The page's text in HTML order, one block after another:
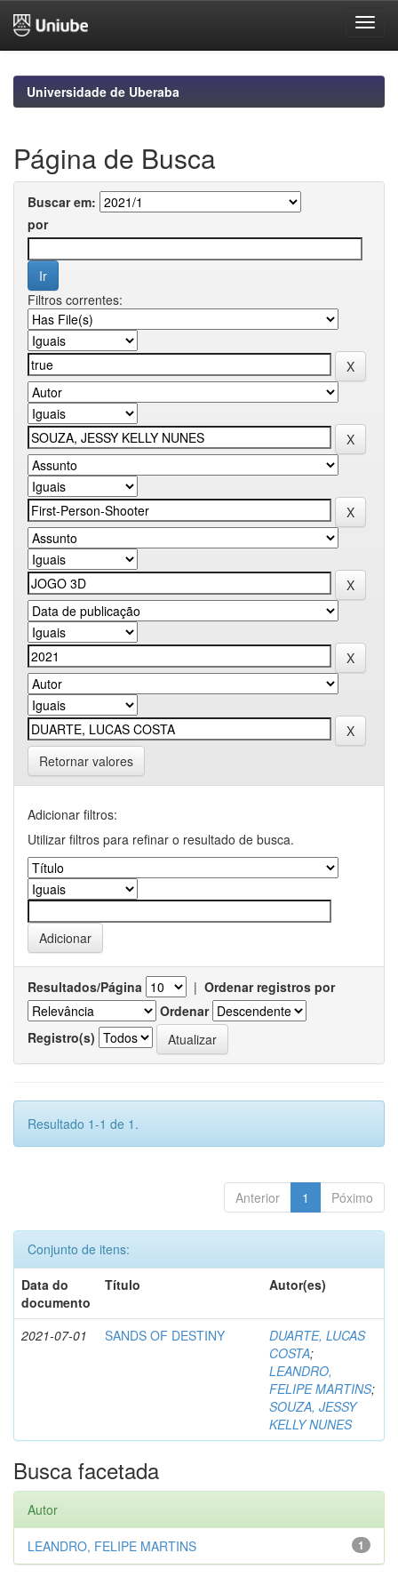
navigationUniversidade de Uberaba
Página de Busca
Buscar em:
por
Filtros correntes:
Retornar valores
Adicionar filtros:
Utilizar filtros para refinar o resultado de busca.
Resultados/Página | Ordenar registros por
Ordenar
Registro(s)
Resultado 1-1 de 1.
Anterior 1 Póximo
Conjunto de itens:
Data do
documento
Título Autor(es)
2021-07-01 SANDS OF DESTINY
DUARTE, LUCAS
COSTA;
LEANDRO,
FELIPE MARTINS;
SOUZA, JESSY
KELLY NUNES
Busca facetada
Autor
1
LEANDRO, FELIPE MARTINS